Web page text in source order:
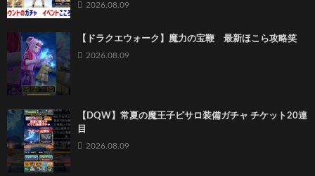
2026.08.09
【ドラクエウォーク】魔力の宝鞭 最新ほこら攻略笑
2026.08.09
【DQW】常夏の魔王子ピサロ装備ガチャ チケット20連
目
2026.08.09